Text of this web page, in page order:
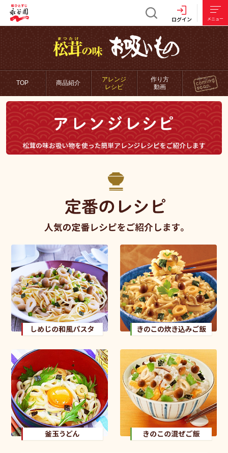
ログイン メニュー
TOP 商品紹介
アレンジ
レシピ
作り方
動画
キャン
ペーン